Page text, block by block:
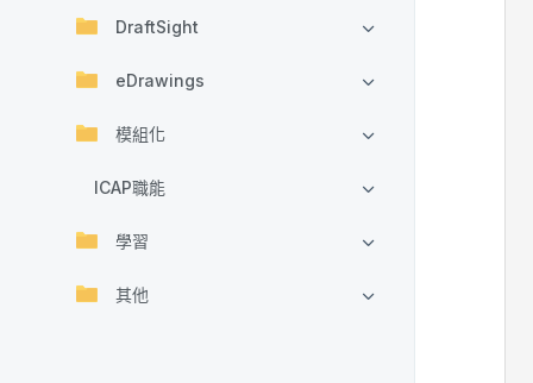
DraftSight
eDrawings
模組化
ICAP職能
學習
其他